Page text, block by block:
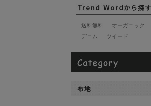
送料無料
オーガニック
デニム
ツイード